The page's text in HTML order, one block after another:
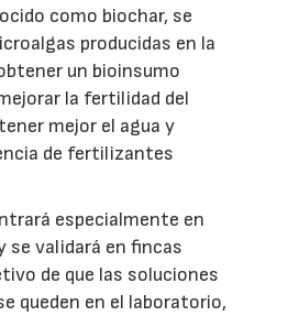
como biochar, se
producidas en la
un bioinsumo
la fertilidad del
mejor el agua y
de fertilizantes
especialmente en
se validará en fincas
de que las soluciones
queden en el laboratorio,